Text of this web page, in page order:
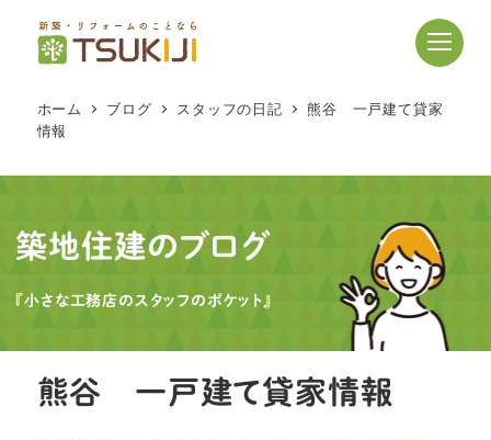
へ
動
ホーム ブログ スタッフの日記
熊谷 一戸建て貸家
情報
築地住建のブログ
『小さな工務店のスタッフのポケット』
熊谷 一戸建て貸家情報